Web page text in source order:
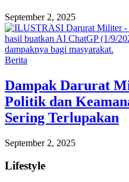
September 2, 2025
Berita
Dampak Darurat
Politik dan
Sering Terlupakan
September 2, 2025
Lifestyle